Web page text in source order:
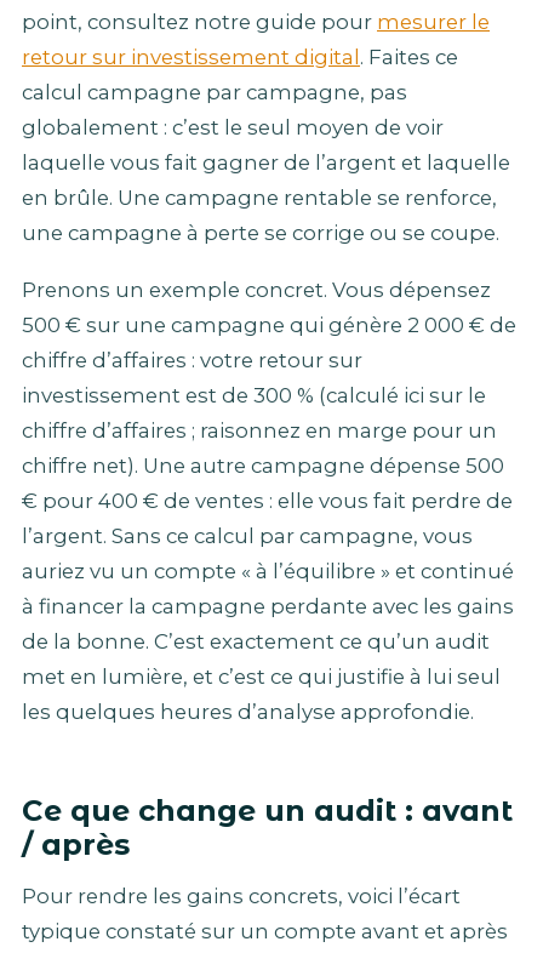
point, consultez notre guide pour mesurer le
retour sur investissement digital. Faites ce
calcul campagne par campagne, pas
globalement : c’est le seul moyen de voir
laquelle vous fait gagner de l’argent et laquelle
en brûle. Une campagne rentable se renforce,
une campagne à perte se corrige ou se coupe.
Prenons un exemple concret. Vous dépensez
500 € sur une campagne qui génère 2 000 € de
chiffre d’affaires : votre retour sur
investissement est de 300 % (calculé ici sur le
chiffre d’affaires ; raisonnez en marge pour un
chiffre net). Une autre campagne dépense 500
€ pour 400 € de ventes : elle vous fait perdre de
l’argent. Sans ce calcul par campagne, vous
auriez vu un compte « à l’équilibre » et continué
à financer la campagne perdante avec les gains
de la bonne. C’est exactement ce qu’un audit
met en lumière, et c’est ce qui justifie à lui seul
les quelques heures d’analyse approfondie.
Ce que change un audit : avant
/ après
Pour rendre les gains concrets, voici l’écart
typique constaté sur un compte avant et après